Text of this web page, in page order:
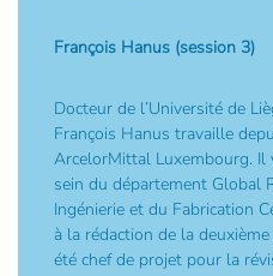
François Hanus (session 3)
Docteur de l’Université de
François Hanus travaille
ArcelorMittal Luxembourg. Il
sein du département Global
Ingénierie et du Fabrication
à la rédaction de la
été chef de projet pour la